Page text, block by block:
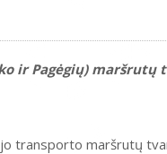
ir Pagėgių)
transporto maršrutų